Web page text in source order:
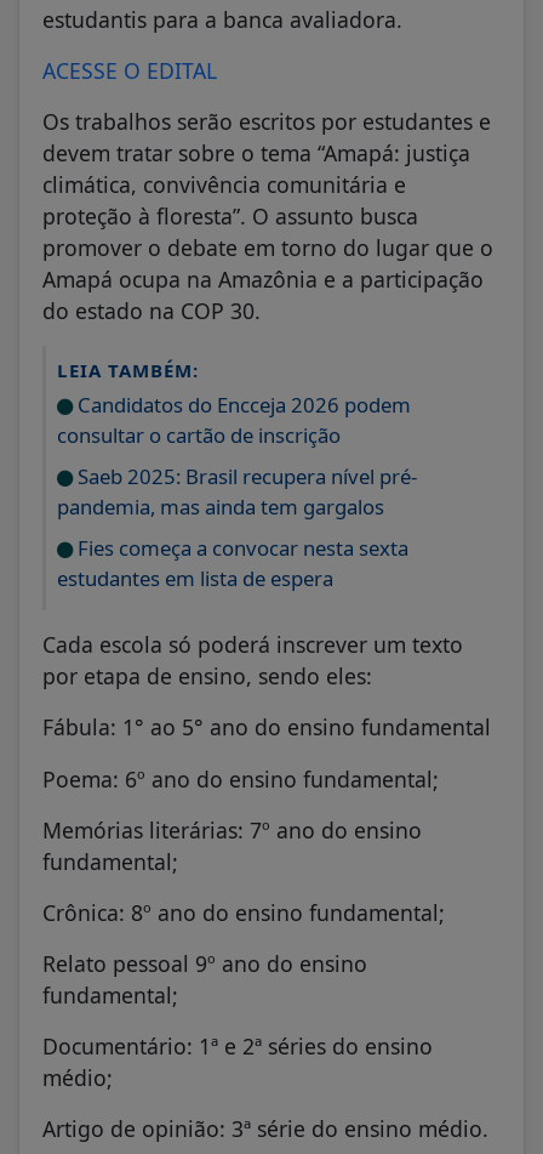
estudantis para a banca avaliadora.
ACESSE O EDITAL
Os trabalhos serão escritos por estudantes e
devem tratar sobre o tema “Amapá: justiça
climática, convivência comunitária e
proteção à floresta”. O assunto busca
promover o debate em torno do lugar que o
Amapá ocupa na Amazônia e a participação
do estado na COP 30.
LEIA TAMBÉM:
Candidatos do Encceja 2026 podem
consultar o cartão de inscrição
Saeb 2025: Brasil recupera nível pré-
pandemia, mas ainda tem gargalos
Fies começa a convocar nesta sexta
estudantes em lista de espera
Cada escola só poderá inscrever um texto
por etapa de ensino, sendo eles:
Fábula: 1° ao 5° ano do ensino fundamental
Poema: 6º ano do ensino fundamental;
Memórias literárias: 7º ano do ensino
fundamental;
Crônica: 8º ano do ensino fundamental;
Relato pessoal 9º ano do ensino
fundamental;
Documentário: 1ª e 2ª séries do ensino
médio;
Artigo de opinião: 3ª série do ensino médio.